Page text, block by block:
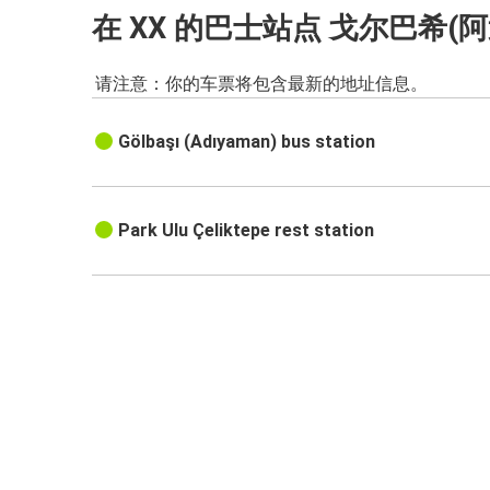
在 XX 的巴士站点 戈尔巴希(
请注意：你的车票将包含最新的地址信息。
Gölbaşı (Adıyaman) bus station
Park Ulu Çeliktepe rest station